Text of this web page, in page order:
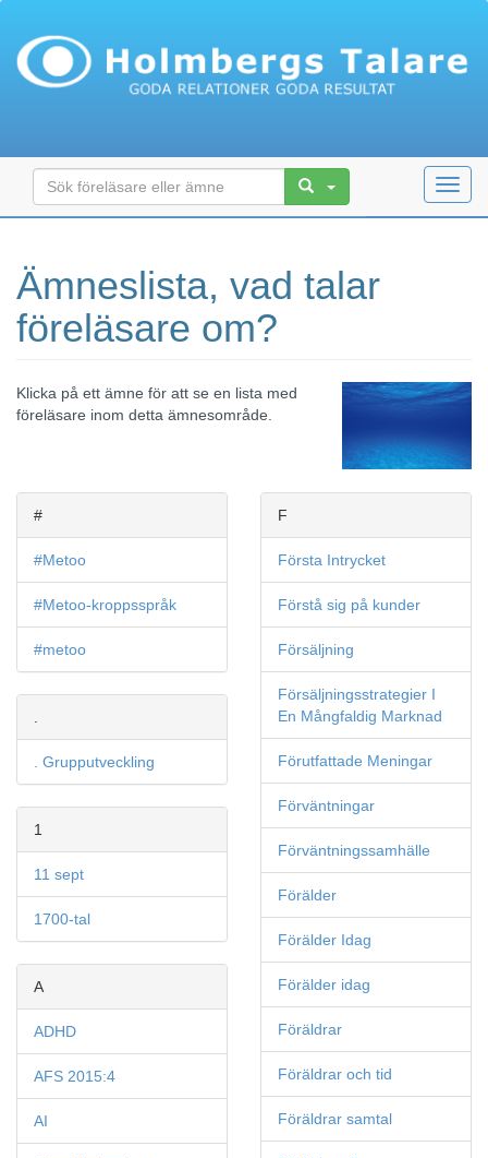
Ämneslista, vad talar
föreläsare om?
Klicka på ett ämne för att se en lista med
föreläsare inom detta ämnesområde.
#
#Metoo
#Metoo-kroppsspråk
#metoo
. Grupputveckling
1
11 sept
1700-tal
A
ADHD
AFS 2015:4
AI
F
Första Intrycket
Förstå sig på kunder
Försäljning
Försäljningsstrategier I
En Mångfaldig Marknad
Förutfattade Meningar
Förväntningar
Förväntningssamhälle
Förälder
Förälder Idag
Förälder idag
Föräldrar
Föräldrar och tid
Föräldrar samtal